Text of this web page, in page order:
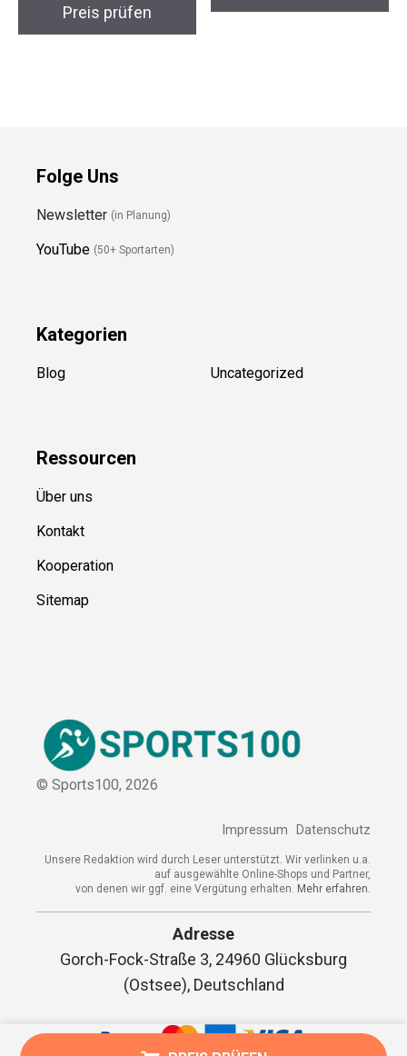
Preis prüfen
Folge Uns
Newsletter (in Planung)
YouTube (50+ Sportarten)
Kategorien
Blog Uncategorized
Ressourcen
Über uns
Kontakt
Kooperation
Sitemap
© Sports100, 2026
Impressum Datenschutz
Unsere Redaktion wird durch Leser unterstützt. Wir verlinken u.a.
auf ausgewählte Online-Shops und Partner,
von denen wir ggf. eine Vergütung erhalten. Mehr erfahren.
Adresse
Gorch-Fock-Straße 3, 24960 Glücksburg
(Ostsee), Deutschland